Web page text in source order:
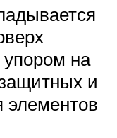
упором на
и